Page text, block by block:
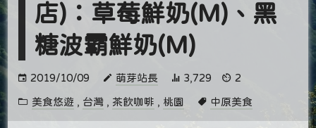
店)：草莓鮮奶(M)、黑
糖波霸鮮奶(M)
2019/10/09 萌芽站長 3,729 2
美食悠遊 , 台灣 , 茶飲咖啡 , 桃園 中原美食